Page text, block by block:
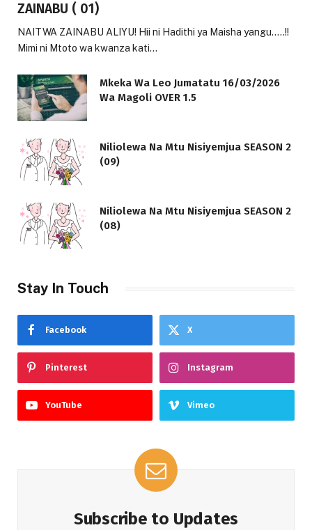
ZAINABU ( 01)
NAITWA ZAINABU ALIYU! Hii ni Hadithi ya Maisha yangu…..!!
Mimi ni Mtoto wa kwanza kati…
Mkeka Wa Leo Jumatatu 16/03/2026
Wa Magoli OVER 1.5
Niliolewa Na Mtu Nisiyemjua SEASON 2
(09)
Niliolewa Na Mtu Nisiyemjua SEASON 2
(08)
Stay In Touch
Facebook X
Pinterest Instagram
YouTube Vimeo
Subscribe to Updates